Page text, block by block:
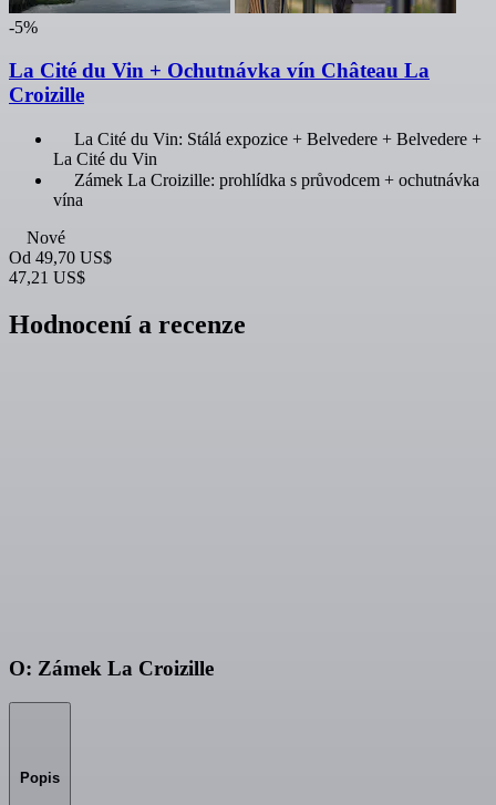
-5%
La Cité du Vin + Ochutnávka vín Château La
Croizille
La Cité du Vin: Stálá expozice + Belvedere + Belvedere +
La Cité du Vin
Zámek La Croizille: prohlídka s průvodcem + ochutnávka
vína
Nové
Od 49,70 US$
47,21 US$
Hodnocení a recenze
O: Zámek La Croizille
Popis